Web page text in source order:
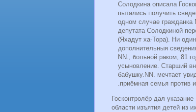
Солодкина описала
пытались получить
одном случае гражданка
депутата Солодкиной
(Яхадут ха-Тора). Ни
дополнительныя
NN., больной раком, 81
усыновление. Старший
бабушку.NN. мечтает
приёмная семья против
Госконтролёр дал
области изъятия детей из